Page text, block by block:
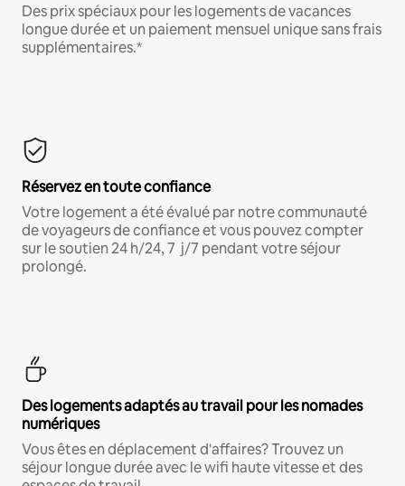
Des prix spéciaux pour les logements de vacances
longue durée et un paiement mensuel unique sans frais
supplémentaires.*
Réservez en toute confiance
Votre logement a été évalué par notre communauté
de voyageurs de confiance et vous pouvez compter
sur le soutien 24 h/24, 7 j/7 pendant votre séjour
prolongé.
Des logements adaptés au travail pour les nomades
numériques
Vous êtes en déplacement d'affaires? Trouvez un
séjour longue durée avec le wifi haute vitesse et des